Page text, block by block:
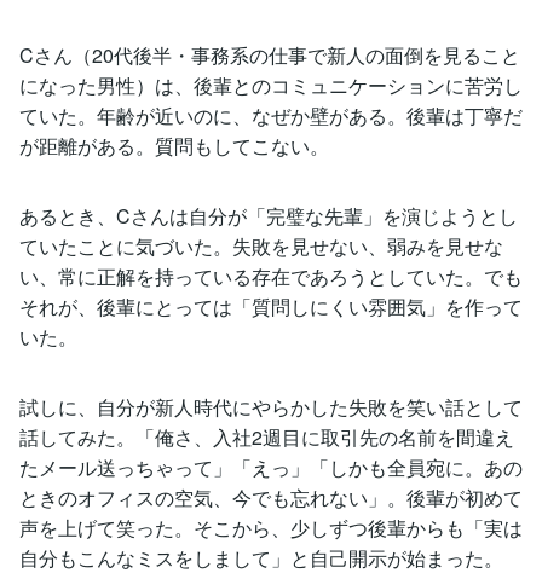
Cさん（20代後半・事務系の仕事で新人の面倒を見ること
になった男性）は、後輩とのコミュニケーションに苦労し
ていた。年齢が近いのに、なぜか壁がある。後輩は丁寧だ
が距離がある。質問もしてこない。
あるとき、Cさんは自分が「完璧な先輩」を演じようとし
ていたことに気づいた。失敗を見せない、弱みを見せな
い、常に正解を持っている存在であろうとしていた。でも
それが、後輩にとっては「質問しにくい雰囲気」を作って
いた。
試しに、自分が新人時代にやらかした失敗を笑い話として
話してみた。「俺さ、入社2週目に取引先の名前を間違え
たメール送っちゃって」「えっ」「しかも全員宛に。あの
ときのオフィスの空気、今でも忘れない」。後輩が初めて
声を上げて笑った。そこから、少しずつ後輩からも「実は
自分もこんなミスをしまして」と自己開示が始まった。